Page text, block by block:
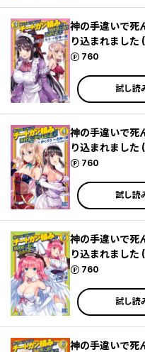
神の手違いで死
り込まれました
760
ポイント
試し読
神の手違いで死
り込まれました
760
ポイント
試し読
神の手違いで死
り込まれました
760
ポイント
試し読
神の手違いで死